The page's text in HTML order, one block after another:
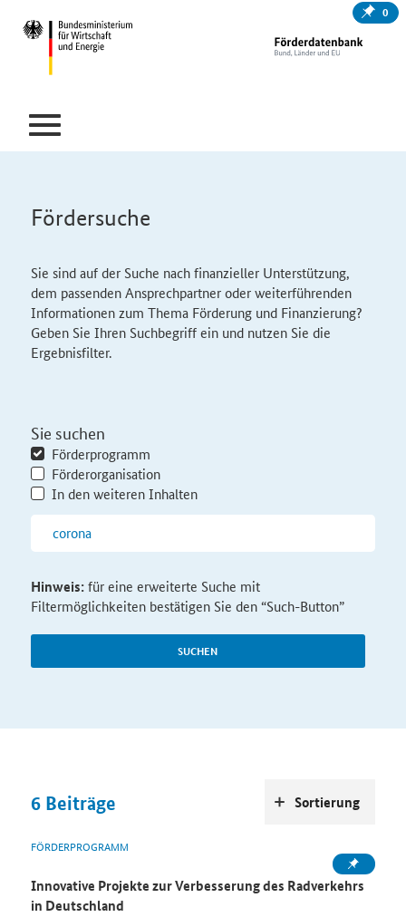
0
Fördersuche
Sie sind auf der Suche nach finanzieller Unterstützung,
dem passenden Ansprechpartner oder weiterführenden
Informationen zum Thema Förderung und Finanzierung?
Geben Sie Ihren Suchbegriff ein und nutzen Sie die
Ergebnisfilter.
Sie suchen
Förderprogramm
Förderorganisation
In den weiteren Inhalten
SUCHEN
Hinweis:für eine erweiterte Suche mit
Filtermöglichkeiten bestätigen Sie den “Such-Button”
6 Beiträge
FÖRDERPROGRAMM
Innovative Projekte zur Verbesserung des Radverkehrs
in Deutschland
Sortierung